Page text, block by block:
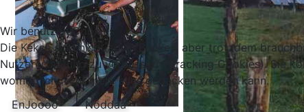
Wir benutzen Cookies
Die Kekse sind nicht ausm Backes, aber trotzdem
Nutzererfahrung zu verbessern (Tracking Cookies). Sie
womöglich nicht mehr alles gebacken werden kann.
EnJoooo
Noddaa